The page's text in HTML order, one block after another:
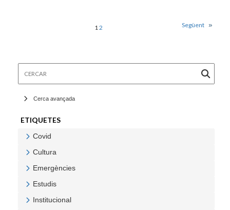
1 2 Següent
Cerca avançada
ETIQUETES
Covid
Cultura
Emergències
Estudis
Institucional